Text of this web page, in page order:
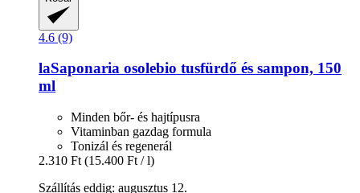
4.6 (9)
laSaponaria osolebio tusfürdő és sampon, 150
ml
Minden bőr- és hajtípusra
Vitaminban gazdag formula
Tonizál és regenerál
2.310 Ft (15.400 Ft / l)
Szállítás eddig: augusztus 12.